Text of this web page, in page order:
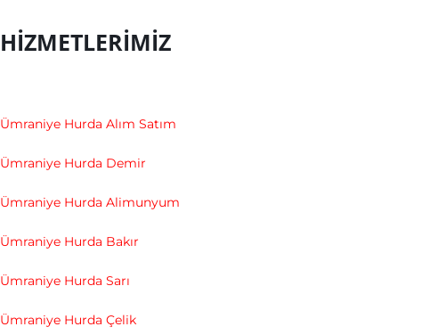
HİZMETLERİMİZ
Ümraniye Hurda Alım Satım
Ümraniye Hurda Demir
Ümraniye Hurda Alimunyum
Ümraniye Hurda Bakır
Ümraniye Hurda Sarı
Ümraniye Hurda Çelik